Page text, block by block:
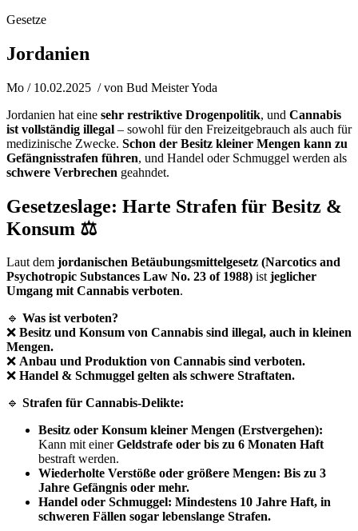
Gesetze
Jordanien
Mo / 10.02.2025 / von Bud Meister Yoda
Jordanien hat eine sehr restriktive Drogenpolitik, und Cannabis
ist vollständig illegal – sowohl für den Freizeitgebrauch als auch für
medizinische Zwecke. Schon der Besitz kleiner Mengen kann zu
Gefängnisstrafen führen, und Handel oder Schmuggel werden als
schwere Verbrechen geahndet.
Gesetzeslage: Harte Strafen für Besitz &
Konsum ⚖️
Laut dem jordanischen Betäubungsmittelgesetz (Narcotics and
Psychotropic Substances Law No. 23 of 1988) istjeglicher
Umgang mit Cannabis verboten.
🔹 Was ist verboten?
❌ Besitz und Konsum von Cannabis sind illegal, auch in kleinen
Mengen.
❌ Anbau und Produktion von Cannabis sind verboten.
❌ Handel & Schmuggel gelten als schwere Straftaten.
🔹 Strafen für Cannabis-Delikte:
Besitz oder Konsum kleiner Mengen (Erstvergehen):
Kann mit einerGeldstrafe oder bis zu 6 Monaten Haft
bestraft werden.
Wiederholte Verstöße oder größere Mengen: Bis zu 3
Jahre Gefängnis oder mehr.
Handel oder Schmuggel: Mindestens 10 Jahre Haft, in
schweren Fällen sogar lebenslange Strafen.